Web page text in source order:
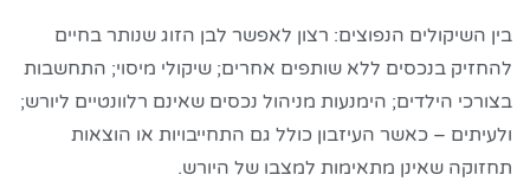
בין השיקולים הנפוצים: רצון לאפשר לבן הזוג שנותר בחיים
להחזיק בנכסים ללא שותפים אחרים; שיקולי מיסוי; התחשבות
בצורכי הילדים; הימנעות מניהול נכסים שאינם רלוונטיים ליורש;
ולעיתים – כאשר העיזבון כולל גם התחייבויות או הוצאות
תחזוקה שאינן מתאימות למצבו של היורש.